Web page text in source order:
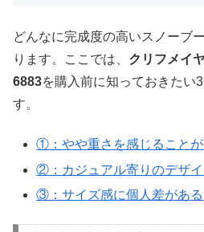
どんなに完成度の高いスノーブ
ります。ここでは、 クリフメイ
6883を購入前に知っておきたい
す。
①：やや重さを感じることが
②：カジュアル寄りのデザ
③：サイズ感に個人差がある